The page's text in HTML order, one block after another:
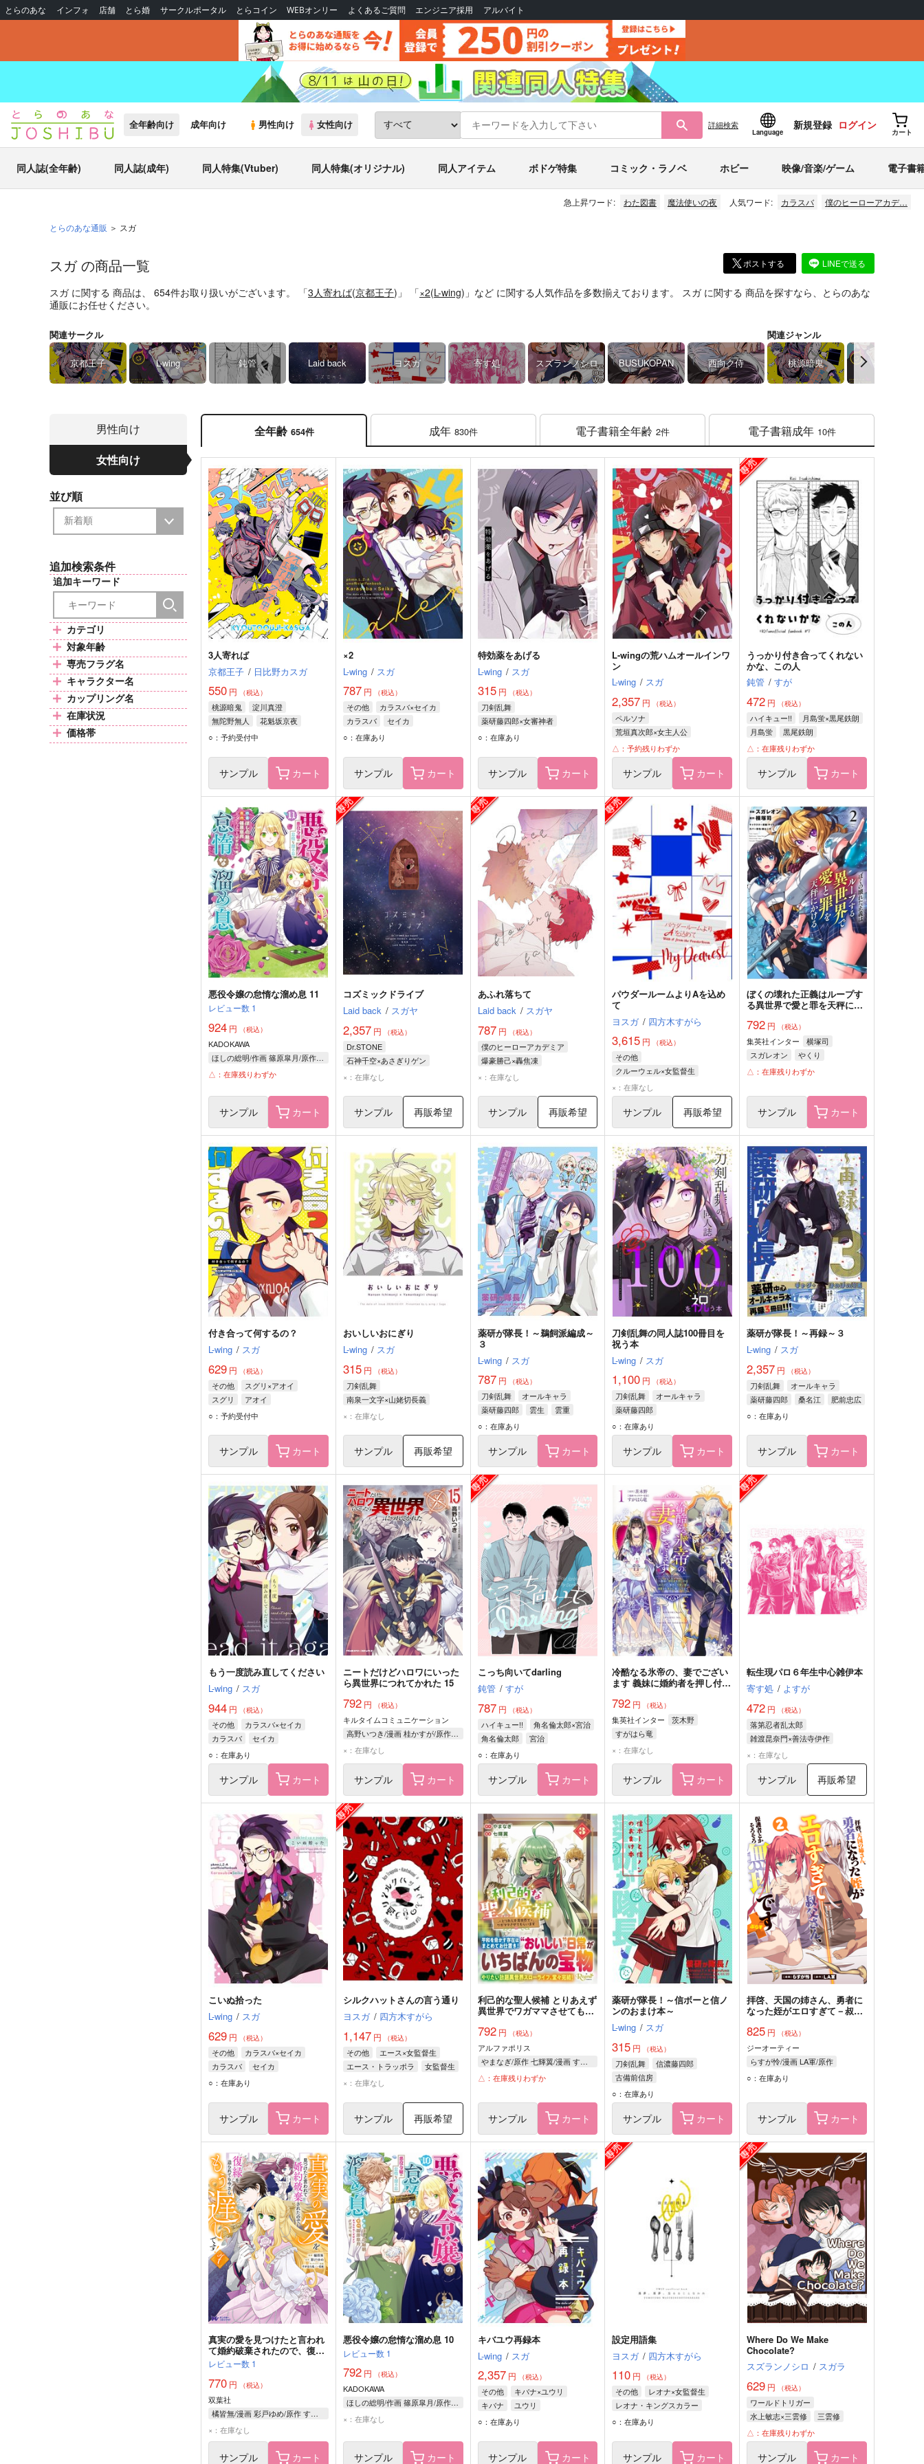
とらのあな インフォ 店舗 とら婚 サークルポータル とらコイン WEBオンリー よくあるご質問 エンジニア採用 アルバイト
全年齢向け 成年向け 男性向け 女性向け 詳細検索
Language
新規登録 ログイン
カート
同人誌(全年齢) 同人誌(成年) 同人特集(Vtuber) 同人特集(オリジナル) 同人アイテム ボドゲ特集 コミック・ラノベ ホビー 映像/音楽/ゲーム 電子書
急上昇ワード: わた図書 魔法使いの夜 人気ワード: カラスバ 僕のヒーローアカデ…
とらのあな通販 スガ
ポストする LINEで送る
スガ の商品一覧
スガ に関する 商品は、 654件お取り扱いがございます。 「3人寄れば(京都王子)」 「×2(L-wing)」 など に関する人気作品を多数揃えております。 スガ に関する 商品を探すなら、とらのあな
通販にお任せください。
関連サークル
京都王子 L-wing 鈍管 Laid back ヨスガ 寄す処 スズランノシロ BUSUKOPAN 西向ク侍
関連ジャンル
桃源暗鬼 その他
男性向け
女性向け
並び順
追加検索条件
追加キーワード
カテゴリ
対象年齢
専売フラグ名
キャラクター名
カップリング名
在庫状況
価格帯
全年齢 654件 成年 830件 電子書籍全年齢 2件 電子書籍成年 10件
3人寄れば
京都王子 / 日比野カスガ
550 円 （税込）
桃源暗鬼
淀川真澄
無陀野無人
花魁坂京夜
○：予約受付中
サンプル カート
×2
L-wing / スガ
787円 （税込）
その他
カラスバ×セイカ
カラスバ
セイカ
○：在庫あり
サンプル カート
特効薬をあげる
L-wing / スガ
315円 （税込）
刀剣乱舞
薬研藤四郎×女審神者
薬研藤四郎
○：在庫あり
サンプル カート
L-wingの荒ハムオールインワ
ン
L-wing / スガ
2,357 円 （税込）
ペルソナ
荒垣真次郎×女主人公
荒垣真次郎
女主人公
△：予約残りわずか
サンプル カート
うっかり付き合ってくれない
かな、この人
鈍管 / すが
472 円 （税込）
ハイキュー!!
月島蛍×黒尾鉄朗
月島蛍
黒尾鉄朗
△：在庫残りわずか
サンプル カート
悪役令嬢の怠惰な溜め息 11
レビュー数 1
924 円 （税込）
KADOKAWA
ほしの総明/作画 篠原皐月/原作 すがはら竜/キャラクターデザイン
△：在庫残りわずか
サンプル カート
コズミックドライブ
Laid back / スガヤ
2,357円 （税込）
Dr.STONE
石神千空×あさぎりゲン
あさぎりゲン
×：在庫なし
サンプル 再販希望
あふれ落ちて
Laid back / スガヤ
787円 （税込）
僕のヒーローアカデミア
爆豪勝己×轟焦凍
×：在庫なし
サンプル 再販希望
パウダールームよりAを込め
て
ヨスガ / 四方木すがら
3,615 円 （税込）
その他
クルーウェル×女監督生
デイヴィス・クルーウェル
女監督生
×：在庫なし
サンプル 再販希望
ぼくの壊れた正義はループす
る異世界で愛と罪を天秤にか
792 円 （税込）
集英社インター
横塚司
スガレオン
やくり
△：在庫残りわずか
サンプル カート
付き合って何するの？
L-wing / スガ
629 円 （税込）
その他
スグリ×アオイ
スグリ
アオイ
○：予約受付中
サンプル カート
おいしいおにぎり
L-wing / スガ
315円 （税込）
刀剣乱舞
南泉一文字×山姥切長義
南泉一文字
×：在庫なし
サンプル 再販希望
薬研が隊長！～鵜飼派編成～
３
L-wing / スガ
787円 （税込）
刀剣乱舞
オールキャラ
薬研藤四郎
雲生
雲重
○：在庫あり
サンプル カート
刀剣乱舞の同人誌100冊目を
祝う本
L-wing / スガ
1,100 円 （税込）
刀剣乱舞
オールキャラ
薬研藤四郎
○：在庫あり
サンプル カート
薬研が隊長！～再録～３
L-wing / スガ
2,357 円 （税込）
刀剣乱舞
オールキャラ
薬研藤四郎
桑名江
肥前忠広
○：在庫あり
サンプル カート
もう一度読み直してください
L-wing / スガ
944 円 （税込）
その他
カラスバ×セイカ
カラスバ
セイカ
○：在庫あり
サンプル カート
ニートだけどハロワにいった
ら異世界につれてかれた 15
792円 （税込）
キルタイムコミュニケーション
高野いつき/漫画 桂かすが/原作 さめだ小判/キャラクター原案
×：在庫なし
サンプル カート
こっち向いてdarling
鈍管 / すが
787円 （税込）
ハイキュー!!
角名倫太郎×宮治
角名倫太郎
宮治
○：在庫あり
サンプル カート
冷酷なる氷帝の、妻でござい
ます 義妹に婚約者を押し付け
に溺愛され幸せに暮らしてる
1
792 円 （税込）
集英社インター
茨木野
すがはら竜
×：在庫なし
サンプル カート
転生現パロ６年生中心雑伊本
寄す処 / よすが
472 円 （税込）
落第忍者乱太郎
雑渡昆奈門×善法寺伊作
雑渡昆奈門
×：在庫なし
サンプル 再販希望
こいぬ拾った
L-wing / スガ
629 円 （税込）
その他
カラスバ×セイカ
カラスバ
セイカ
○：在庫あり
サンプル カート
シルクハットさんの言う通り
ヨスガ / 四方木すがら
1,147円 （税込）
その他
エース×女監督生
エース・トラッポラ
女監督生
×：在庫なし
サンプル 再販希望
利己的な聖人候補 とりあえず
異世界でワガママさせてもら
792円 （税込）
アルファポリス
やまなぎ/原作 七輝翼/漫画 すがはら竜/キャラクター原案
△：在庫残りわずか
サンプル カート
薬研が隊長！～信ボーと信ノ
ンのおまけ本～
L-wing / スガ
315 円 （税込）
刀剣乱舞
信濃藤四郎
古備前信房
○：在庫あり
サンプル カート
拝啓、天国の姉さん、勇者に
なった姪がエロすぎて－叔父
理です+ 2
825 円 （税込）
ジーオーティー
らすが怜/漫画 LA軍/原作
○：在庫あり
サンプル カート
真実の愛を見つけたと言われ
て婚約破棄されたので、復縁
を迫られても今さらもう遅い
です! 7
レビュー数 1
770 円 （税込）
双葉社
橘皆無/漫画 彩戸ゆめ/原作 すがはら竜/キャラクター原案 一花夜/キャラクター原案
×：在庫なし
サンプル カート
悪役令嬢の怠惰な溜め息 10
レビュー数 1
792円 （税込）
KADOKAWA
ほしの総明/作画 篠原皐月/原作 すがはら竜/キャラクターデザイン
×：在庫なし
サンプル カート
キバユウ再録本
L-wing / スガ
2,357円 （税込）
その他
キバナ×ユウリ
キバナ
ユウリ
○：在庫あり
サンプル カート
設定用語集
ヨスガ / 四方木すがら
110 円 （税込）
その他
レオナ×女監督生
レオナ・キングスカラー
女監督生
○：在庫あり
サンプル カート
Where Do We Make
Chocolate?
スズランノシロ / スガラ
629 円 （税込）
ワールドトリガー
水上敏志×三雲修
三雲修
水上敏志
△：在庫残りわずか
サンプル カート